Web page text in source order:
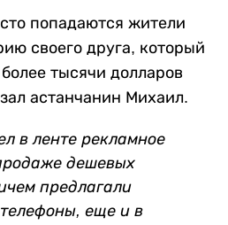
попадаются жители
своего друга, который
тысячи долларов
астанчанин Михаил.
в ленте рекламное
дешевых
предлагали
еще и в